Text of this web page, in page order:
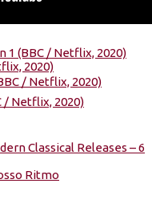
Classical Releases – 6
Ritmo